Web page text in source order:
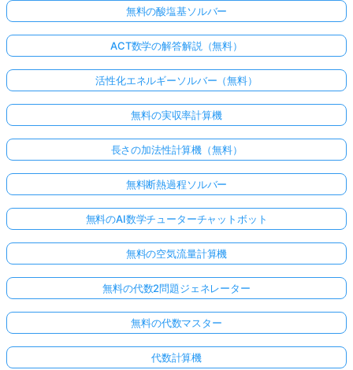
無料の酸塩基ソルバー
ACT数学の解答解説（無料）
活性化エネルギーソルバー（無料）
無料の実収率計算機
長さの加法性計算機（無料）
無料断熱過程ソルバー
無料のAI数学チューターチャットボット
無料の空気流量計算機
無料の代数2問題ジェネレーター
無料の代数マスター
代数計算機